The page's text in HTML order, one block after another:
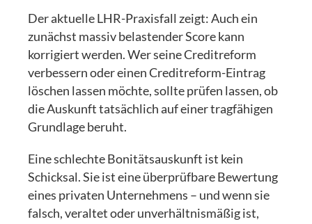
Der aktuelle LHR-Praxisfall zeigt: Auch ein
zunächst massiv belastender Score kann
korrigiert werden. Wer seine Creditreform
verbessern oder einen Creditreform-Eintrag
löschen lassen möchte, sollte prüfen lassen, ob
die Auskunft tatsächlich auf einer tragfähigen
Grundlage beruht.
Eine schlechte Bonitätsauskunft ist kein
Schicksal. Sie ist eine überprüfbare Bewertung
eines privaten Unternehmens – und wenn sie
falsch, veraltet oder unverhältnismäßig ist,